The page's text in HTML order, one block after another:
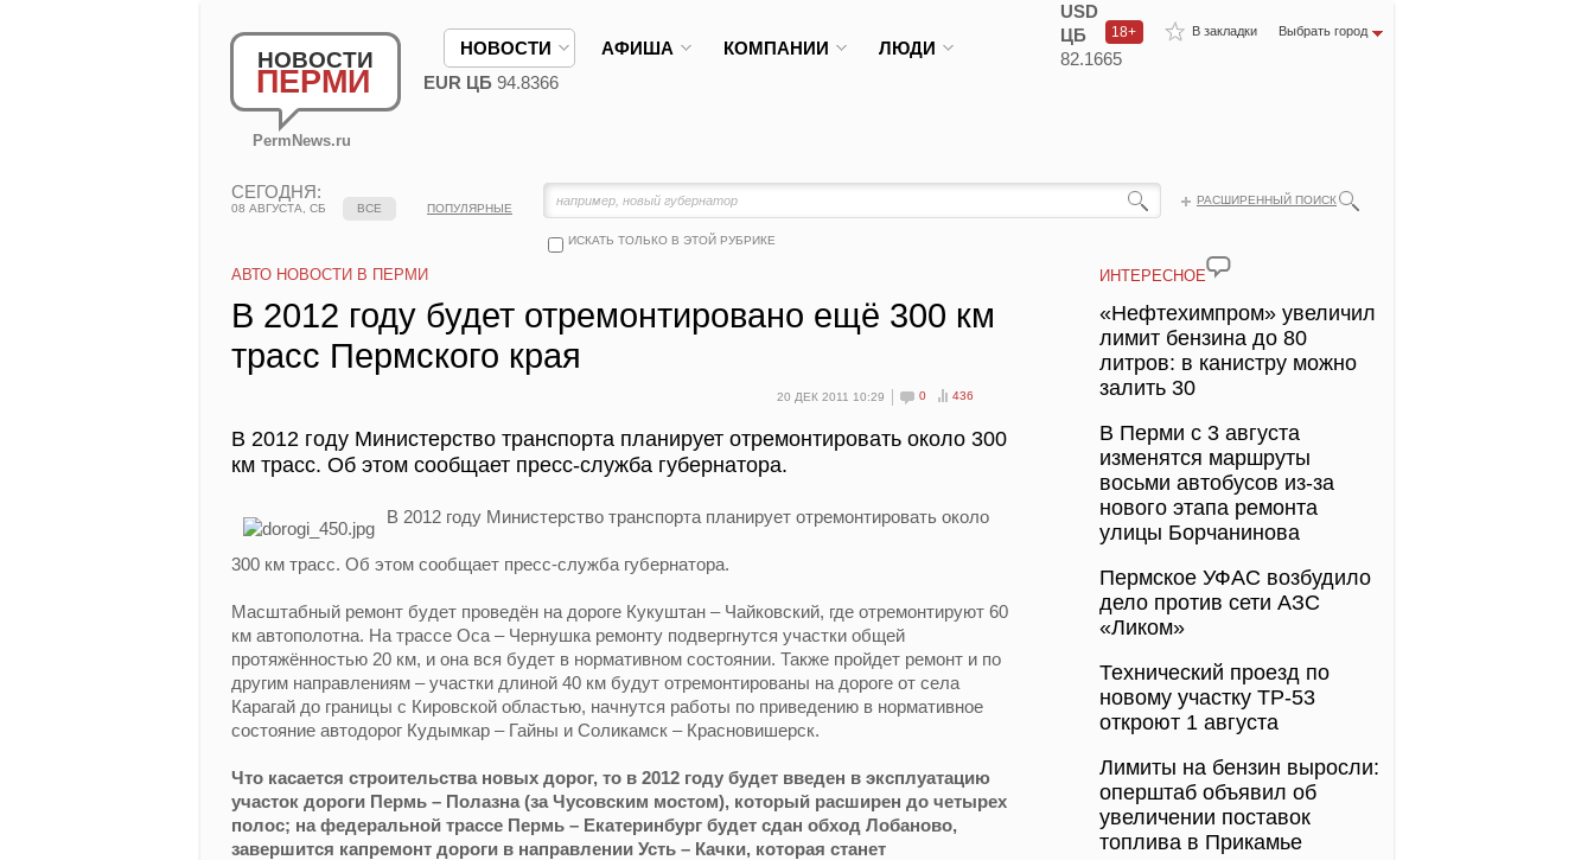
НОВОСТИ
ПЕРМИ
PermNews.ru
В закладки Выбрать город
18+
НОВОСТИ АФИША КОМПАНИИ ЛЮДИ
USD
ЦБ
82.1665
EUR ЦБ 94.8366
СЕГОДНЯ:
08 АВГУСТА, СБ
РАСШИРЕННЫЙ ПОИСК
ИСКАТЬ ТОЛЬКО В ЭТОЙ РУБРИКЕ
ВСЕ ПОПУЛЯРНЫЕ
АВТО НОВОСТИ В ПЕРМИ
В 2012 году будет отремонтировано ещё 300 км
трасс Пермского края
20 ДЕК 2011 10:29 0 436
В 2012 году Министерство транспорта планирует отремонтировать около 300
км трасс. Об этом сообщает пресс-служба губернатора.
В 2012 году Министерство транспорта планирует отремонтировать около
300 км трасс. Об этом сообщает пресс-служба губернатора.
Масштабный ремонт будет проведён на дороге Кукуштан – Чайковский, где отремонтируют 60
км автополотна. На трассе Оса – Чернушка ремонту подвергнутся участки общей
протяжённостью 20 км, и она вся будет в нормативном состоянии. Также пройдет ремонт и по
другим направлениям – участки длиной 40 км будут отремонтированы на дороге от села
Карагай до границы с Кировской областью, начнутся работы по приведению в нормативное
состояние автодорог Кудымкар – Гайны и Соликамск – Красновишерск.
Что касается строительства новых дорог, то в 2012 году будет введен в эксплуатацию
участок дороги Пермь – Полазна (за Чусовским мостом), который расширен до четырех
полос; на федеральной трассе Пермь – Екатеринбург будет сдан обход Лобаново,
завершится капремонт дороги в направлении Усть – Качки, которая станет
ИНТЕРЕСНОЕ
«Нефтехимпром» увеличил
лимит бензина до 80
литров: в канистру можно
залить 30
В Перми с 3 августа
изменятся маршруты
восьми автобусов из-за
нового этапа ремонта
улицы Борчанинова
Пермское УФАС возбудило
дело против сети АЗС
«Ликом»
Технический проезд по
новому участку ТР-53
откроют 1 августа
Лимиты на бензин выросли:
оперштаб объявил об
увеличении поставок
топлива в Прикамье